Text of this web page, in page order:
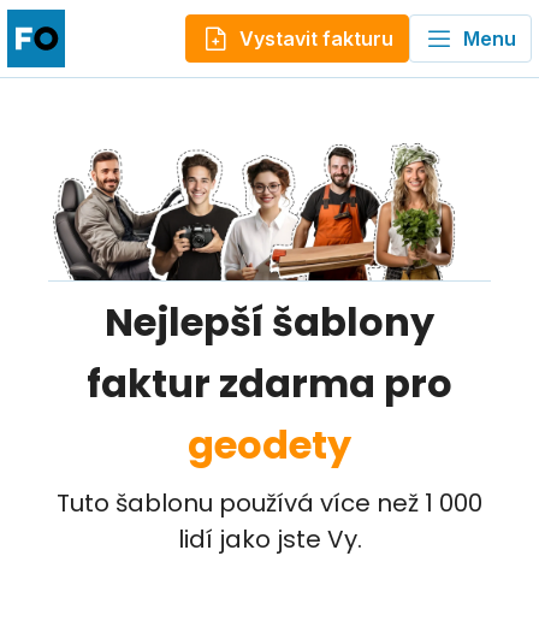
Vystavit fakturu Menu
Nejlepší šablony
faktur zdarma pro
geodety
Tuto šablonu používá více než 1 000
lidí jako jste Vy.